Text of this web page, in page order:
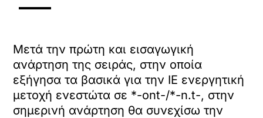
Μετά την πρώτη και εισαγωγική
ανάρτηση της σειράς, στην οποία
εξήγησα τα βασικά για την ΙΕ ενεργητική
μετοχή ενεστώτα σε *-ont-/*-n.t-, στην
σημερινή ανάρτηση θα συνεχίσω την